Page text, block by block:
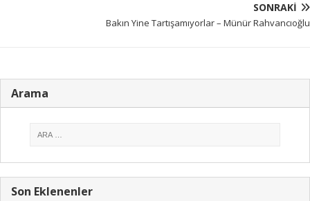
SONRAKI
Bakın Yine Tartışamıyorlar – Münür Rahvancıoğlu
Arama
Son Eklenenler